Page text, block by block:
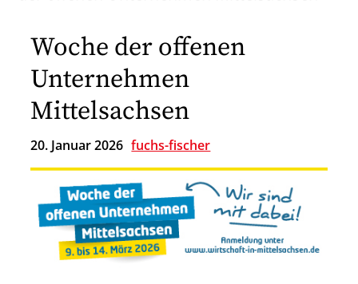
Woche der offenen
Unternehmen
Mittelsachsen
20. Januar 2026 fuchs-fischer